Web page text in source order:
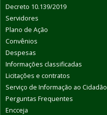
Decreto 10.139/2019
Servidores
Plano de Ação
Convênios
Despesas
Informações classificadas
Licitações e contratos
Serviço de Informação ao Cidadão
Perguntas Frequentes
Encceja